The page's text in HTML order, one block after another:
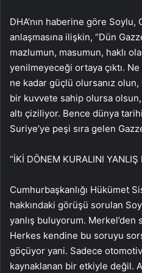
DHA’nın haberine göre Soylu,
anlaşmasına ilişkin, “Dün
mazlumun, masumun, haklı
yenilmeyeceği ortaya çıktı.
ne kadar güçlü olursanız
bir kuvvete sahip olursa
altı çiziliyor. Bence dünya
Suriye’ye peşi sıra gelen
“İKİ DÖNEM KURALINI YANLIŞ
Cumhurbaşkanlığı Hükümet
hakkındaki görüşü sorulan
yanlış buluyorum. Merkel’den
Herkes kendine bu soruyu
göçüyor yani. Sadece
kaynaklanan bir etkiyle değil.